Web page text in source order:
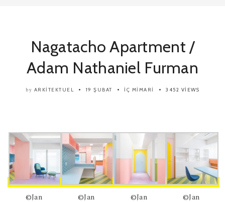
Nagatacho Apartment /
Adam Nathaniel Furman
by ARKITEKTUEL 19 ŞUBAT İÇ MIMARI 3452 VIEWS
©Jan
©Jan
©Jan
©Jan